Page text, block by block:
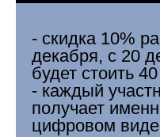
- скидка 10%
декабря, с 20
будет стоить
- каждый
получает
цифровом виде